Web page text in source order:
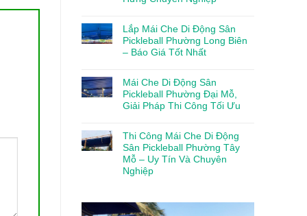
Lắp Mái Che Di Động Sân
Pickleball Phường Long Biên
– Báo Giá Tốt Nhất
Mái Che Di Động Sân
Pickleball Phường Đại Mỗ,
Giải Pháp Thi Công Tối Ưu
Thi Công Mái Che Di Động
Sân Pickleball Phường Tây
Mỗ – Uy Tín Và Chuyên
Nghiệp